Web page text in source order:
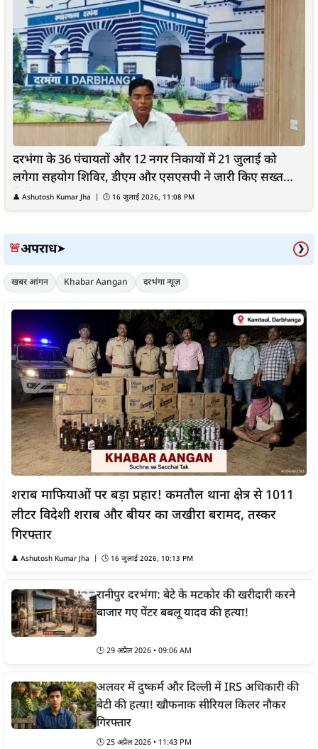
दरभंगा के 36 पंचायतों और 12 नगर निकायों में 21 जुलाई को
लगेगा सहयोग शिविर, डीएम और एसएसपी ने जारी किए सख्त
निर्देश
👤 Ashutosh Kumar Jha | 🕒 16 जुलाई 2026, 11:08 PM
🚨अपराध➤ ❯
खबर आंगन Khabar Aangan दरभंगा न्यूज़
शराब माफियाओं पर बड़ा प्रहार! कमतौल थाना क्षेत्र से 1011
लीटर विदेशी शराब और बीयर का जखीरा बरामद, तस्कर
गिरफ्तार
👤 Ashutosh Kumar Jha | 🕒 16 जुलाई 2026, 10:13 PM
रानीपुर दरभंगा: बेटे के मटकोर की खरीदारी करने
बाजार गए पेंटर बबलू यादव की हत्या!
🕒 29 अप्रैल 2026 • 09:06 AM
अलवर में दुष्कर्म और दिल्ली में IRS अधिकारी की
बेटी की हत्या! खौफनाक सीरियल किलर नौकर
गिरफ्तार
🕒 25 अप्रैल 2026 • 11:43 PM